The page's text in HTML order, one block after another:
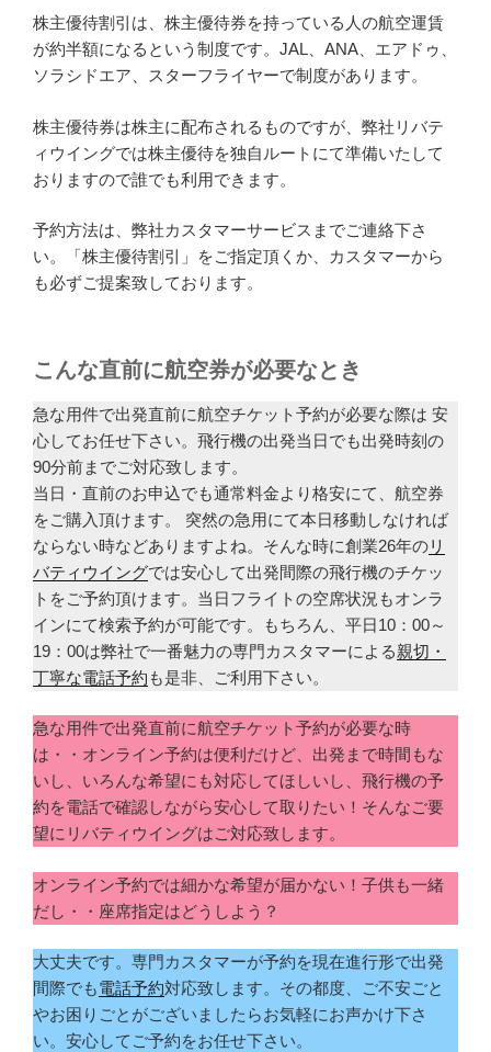
株主優待割引は、株主優待券を持っている人の航空運賃
が約半額になるという制度です。JAL、ANA、エアドゥ、
ソラシドエア、スターフライヤーで制度があります。
株主優待券は株主に配布されるものですが、弊社リバテ
ィウイングでは株主優待を独自ルートにて準備いたして
おりますので誰でも利用できます。
予約方法は、弊社カスタマーサービスまでご連絡下さ
い。「株主優待割引」をご指定頂くか、カスタマーから
も必ずご提案致しております。
こんな直前に航空券が必要なとき
急な用件で出発直前に航空チケット予約が必要な際は 安
心してお任せ下さい。飛行機の出発当日でも出発時刻の
90分前までご対応致します。
当日・直前のお申込でも通常料金より格安にて、航空券
をご購入頂けます。 突然の急用にて本日移動しなければ
ならない時などありますよね。そんな時に創業26年のリ
バティウイングでは安心して出発間際の飛行機のチケッ
トをご予約頂けます。当日フライトの空席状況もオンラ
インにて検索予約が可能です。もちろん、平日10：00～
19：00は弊社で一番魅力の専門カスタマーによる親切・
丁寧な電話予約 も是非、ご利用下さい。
急な用件で出発直前に航空チケット予約が必要な時
は・・オンライン予約は便利だけど、出発まで時間もな
いし、いろんな希望にも対応してほしいし、飛行機の予
約を電話で確認しながら安心して取りたい！そんなご要
望にリバティウイングはご対応致します。
オンライン予約では細かな希望が届かない！子供も一緒
だし・・座席指定はどうしよう？
大丈夫です。専門カスタマーが予約を現在進行形で出発
間際でも電話予約対応致します。その都度、ご不安ごと
やお困りごとがございましたらお気軽にお声かけ下さ
い。安心してご予約をお任せ下さい。